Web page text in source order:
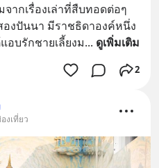
จากเรื่องเล่าที่สืบทอดต่อๆ
องปันนา มีราชธิดาองค์หนึ่ง
อบรักชายเลี้ยงม... ดูเพิ่มเติม
2
งเที่ยว